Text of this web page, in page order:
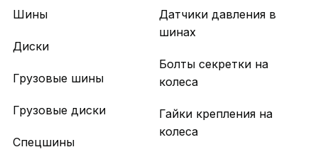
Шины
Диски
Грузовые шины
Грузовые диски
Спецшины
Датчики давления в
шинах
Болты секретки на
колеса
Гайки крепления на
колеса